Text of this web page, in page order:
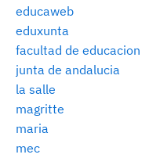
educaweb
eduxunta
facultad de educacion
junta de andalucia
la salle
magritte
maria
mec